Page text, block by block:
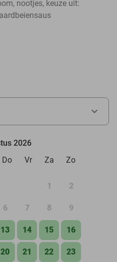
nootjes, keuze uit:
2026
Do Vr Za Zo
1 2
6 7 8 9
13 14 15 16
20 21 22 23